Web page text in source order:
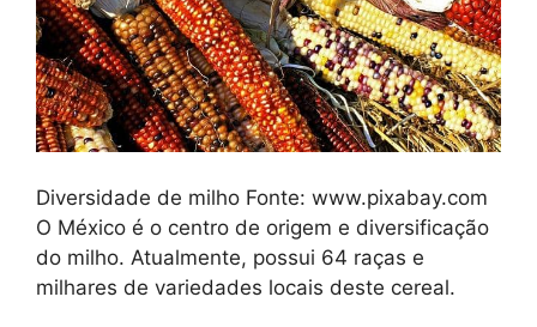
Diversidade de milho Fonte: www.pixabay.com
O México é o centro de origem e diversificação
do milho. Atualmente, possui 64 raças e
milhares de variedades locais deste cereal.